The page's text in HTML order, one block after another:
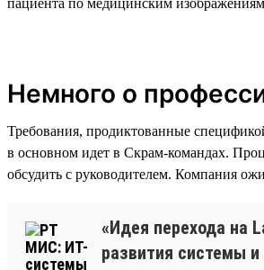
Немного о
Требования, продиктованные
в основном идет в Скрам-командах.
обсудить с руководителем. Компания
«Идея перехода на
развития системы